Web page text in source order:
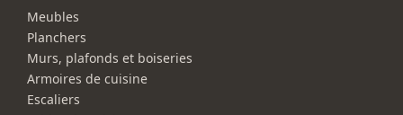
Meubles
Planchers
Murs, plafonds et boiseries
Armoires de cuisine
Escaliers